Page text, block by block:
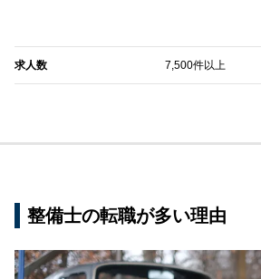
求人数 7,500件以上
整備士の転職が多い理由